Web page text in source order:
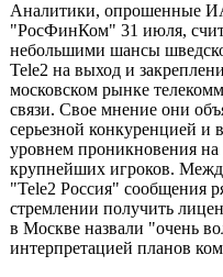
Аналитики, опрошенные
"РосФинКом" 31 июля,
небольшими шансы
Tele2 на выход и
московском рынке
связи. Свое мнение они
серьезной конкуренцией и
уровнем проникновения
крупнейших игроков.
"Tele2 Россия" сообщения
стремлении получить
в Москве назвали "очень
интерпретацией планов